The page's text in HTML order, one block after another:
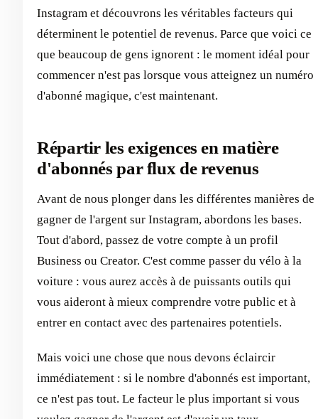
Instagram et découvrons les véritables facteurs qui
déterminent le potentiel de revenus. Parce que voici ce
que beaucoup de gens ignorent : le moment idéal pour
commencer n'est pas lorsque vous atteignez un numéro
d'abonné magique, c'est maintenant.
Répartir les exigences en matière
d'abonnés par flux de revenus
Avant de nous plonger dans les différentes manières de
gagner de l'argent sur Instagram, abordons les bases.
Tout d'abord, passez de votre compte à un profil
Business ou Creator. C'est comme passer du vélo à la
voiture : vous aurez accès à de puissants outils qui
vous aideront à mieux comprendre votre public et à
entrer en contact avec des partenaires potentiels.
Mais voici une chose que nous devons éclaircir
immédiatement : si le nombre d'abonnés est important,
ce n'est pas tout. Le facteur le plus important si vous